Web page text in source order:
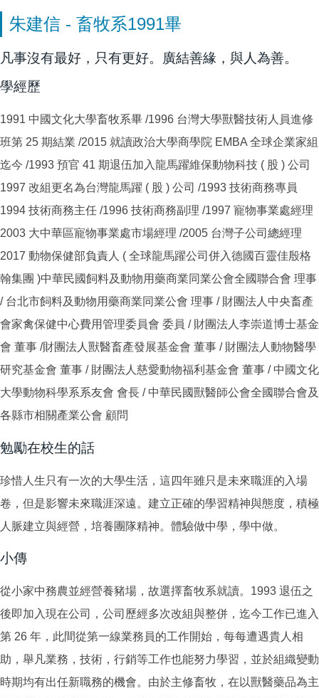
朱建信 - 畜牧系1991畢
凡事沒有最好，只有更好。廣結善緣，與人為善。
學經歷
1991 中國文化大學畜牧系畢 /1996 台灣大學獸醫技術人員進修
班第 25 期結業 /2015 就讀政治大學商學院 EMBA 全球企業家組
迄今 /1993 預官 41 期退伍加入龍馬躍維保動物科技 ( 股 ) 公司
1997 改組更名為台灣龍馬躍 ( 股 ) 公司 /1993 技術商務專員
1994 技術商務主任 /1996 技術商務副理 /1997 寵物事業處經理
2003 大中華區寵物事業處市場經理 /2005 台灣子公司總經理
2017 動物保健部負責人 ( 全球龍馬躍公司併入德國百靈佳殷格
翰集團 )中華民國飼料及動物用藥商業同業公會全國聯合會 理事
/ 台北市飼料及動物用藥商業同業公會 理事 / 財團法人中央畜產
會家禽保健中心費用管理委員會 委員 / 財團法人李崇道博士基金
會 董事 /財團法人獸醫畜產發展基金會 董事 / 財團法人動物醫學
研究基金會 董事 / 財團法人慈愛動物福利基金會 董事 / 中國文化
大學動物科學系系友會 會長 / 中華民國獸醫師公會全國聯合會及
各縣市相關產業公會 顧問
勉勵在校生的話
珍惜人生只有一次的大學生活，這四年雖只是未來職涯的入場
卷，但是影響未來職涯深遠。建立正確的學習精神與態度，積極
人脈建立與經營，培養團隊精神。體驗做中學，學中做。
小傳
從小家中務農並經營養豬場，故選擇畜牧系就讀。1993 退伍之
後即加入現在公司，公司歷經多次改組與整併，迄今工作已進入
第 26 年，此間從第一線業務員的工作開始，每每遭遇貴人相
助，舉凡業務，技術，行銷等工作也能努力學習，並於組織變動
時期均有出任新職務的機會。由於主修畜牧，在以獸醫藥品為主